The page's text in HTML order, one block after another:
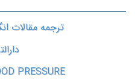
ترجمه مقالات
PRESSURE